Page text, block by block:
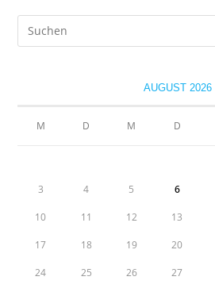
AUGUST 2026
M D M D
3 4 5 6
10 11 12 13
17 18 19 20
24 25 26 27